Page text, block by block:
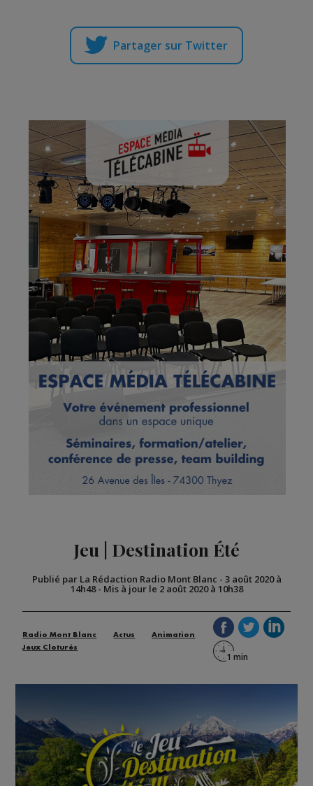
Partager sur Twitter
Jeu | Destination Été
Publié par La Rédaction Radio Mont Blanc - 3 août 2020 à
14h48- Mis à jour le 2 août 2020 à 10h38
Radio Mont Blanc Actus
Animation
Jeux Cloturés